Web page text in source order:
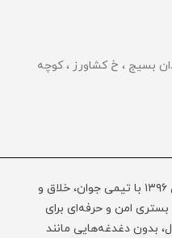
بسیج ، خ کشاورز ، کوچه
مجموعه الوگل فعالیت خود را از سال ۱۳۹۶ با تیمی جوان، خلاق و
بستری امن و حرفه‌ای برای
بدون دغدغه‌هایی مانند